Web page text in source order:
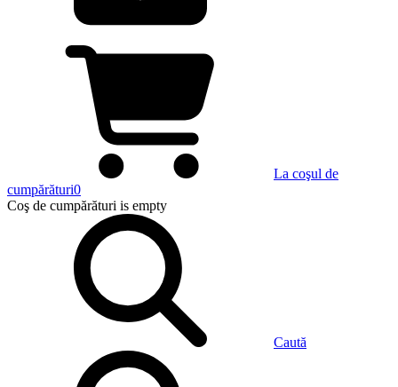
La coşul de
cumpărături0
Coş de cumpărături is empty
Caută